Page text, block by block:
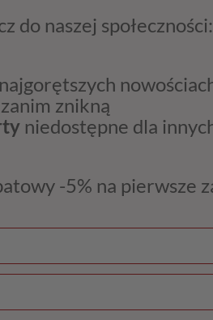
do naszej społeczności:
zanim znikną
niedostępne dla
-5% na pierwsze